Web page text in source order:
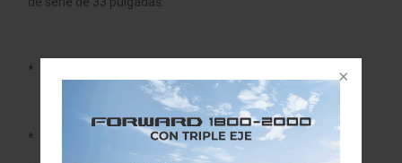
* Hasta 76.2 centímetros de altura de vadeo.
* Hasta 1,587 kilogramos de capacidad de remolque.